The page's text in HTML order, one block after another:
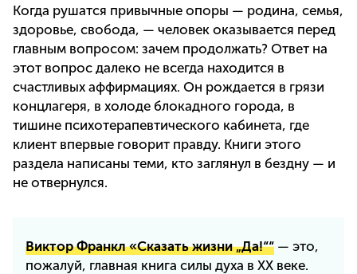
Когда рушатся привычные опоры — родина, семья,
здоровье, свобода, — человек оказывается перед
главным вопросом: зачем продолжать? Ответ на
этот вопрос далеко не всегда находится в
счастливых аффирмациях. Он рождается в грязи
концлагеря, в холоде блокадного города, в
тишине психотерапевтического кабинета, где
клиент впервые говорит правду. Книги этого
раздела написаны теми, кто заглянул в бездну — и
не отвернулся.
Виктор Франкл «Сказать жизни „Да!““ — это,
пожалуй, главная книга силы духа в XX веке.